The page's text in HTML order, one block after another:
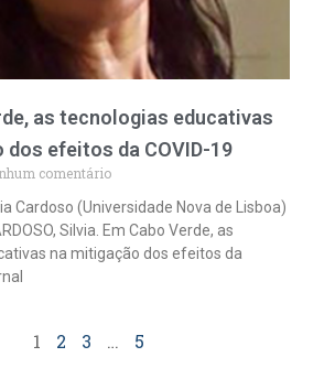
as tecnologias educativas
dos efeitos da COVID-19
comentário
Cardoso (Universidade Nova de Lisboa)
Silvia. Em Cabo Verde, as
na mitigação dos efeitos da
1 2 3 … 5